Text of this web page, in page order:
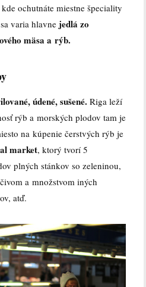
kde ochutnáte miestne špeciality
varia hlavne jedlá zo
mäsa a rýb.
údené, sušené. Riga leží
rýb a morských plodov tam je
na kúpenie čerstvých rýb je
market, ktorý tvorí 5
plných stánkov so zeleninou,
a množstvom iných
atď.